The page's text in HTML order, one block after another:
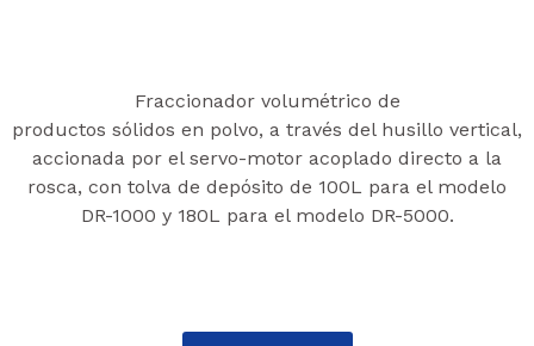
Fraccionador volumétrico de
productos sólidos en polvo, a través del husillo vertical,
accionada por el servo-motor acoplado directo a la
rosca, con tolva de depósito de 100L para el modelo
DR-1000 y 180L para el modelo DR-5000.